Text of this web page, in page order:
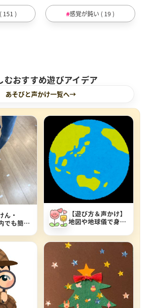
151 ) 感覚が鈍い ( 19 )
むおすすめ遊びアイデア
あそびと声かけ一覧へ
ん・
でも簡単
【遊び方＆声かけ】
地図や地球儀で身の
広げてみよう